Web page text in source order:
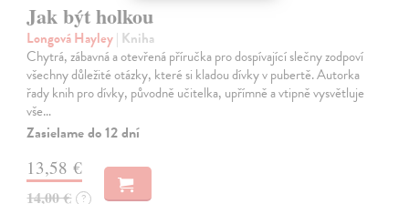
Jak být holkou
Longová Hayley| Kniha
Chytrá, zábavná a otevřená příručka pro dospívající slečny zodpoví
všechny důležité otázky, které si kladou dívky v pubertě. Autorka
řady knih pro dívky, původně učitelka, upřímně a vtipně vysvětluje
vše…
Zasielame do 12 dní
13,58 €
14,00 € ?